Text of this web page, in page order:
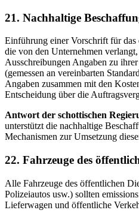
21. Nachhaltige
Einführung einer Vorschrift für
die von den Unternehmen verlangt,
Ausschreibungen Angaben zu
(gemessen an vereinbarten
Angaben zusammen mit den
Entscheidung über die
Antwort der schottischen
unterstützt die nachhaltige
Mechanismen zur Umsetzung
22. Fahrzeuge des
Alle Fahrzeuge des öffentlichen
Polizeiautos usw.) sollten
Lieferwagen und öffentliche